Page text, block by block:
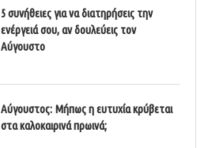
5 συνήθειες για να διατηρήσεις την
ενέργειά σου, αν δουλεύεις τον
Αύγουστο
Αύγουστος: Μήπως η ευτυχία κρύβεται
στα καλοκαιρινά πρωινά;